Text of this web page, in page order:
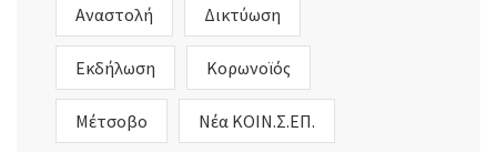
Αναστολή Δικτύωση
Εκδήλωση Κορωνοϊός
Μέτσοβο Νέα ΚΟΙΝ.Σ.ΕΠ.